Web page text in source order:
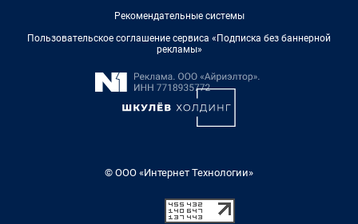
Рекомендательные системы
Пользовательское соглашение сервиса «Подписка без баннерной
рекламы»
© ООО «Интернет Технологии»